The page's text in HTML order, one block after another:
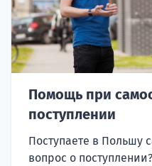
Помощь при
поступлении
Поступаете в Польшу
вопрос о